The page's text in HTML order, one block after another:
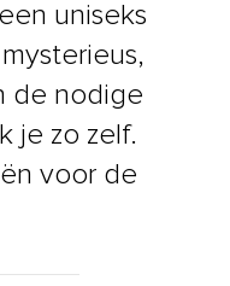
uniseks
mysterieus,
de nodige
je zo zelf.
voor de